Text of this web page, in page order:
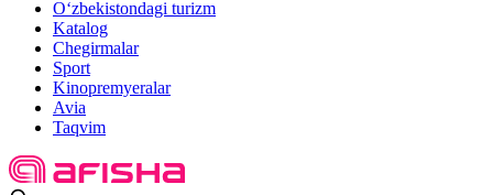
O‘zbekistondagi turizm
Katalog
Chegirmalar
Sport
Kinopremyeralar
Avia
Taqvim